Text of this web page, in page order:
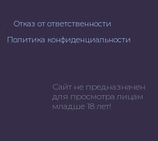
Отказ от ответственности
Политика конфиденциальности
Сайт не предназначен
для просмотра лицам
младше 18 лет!